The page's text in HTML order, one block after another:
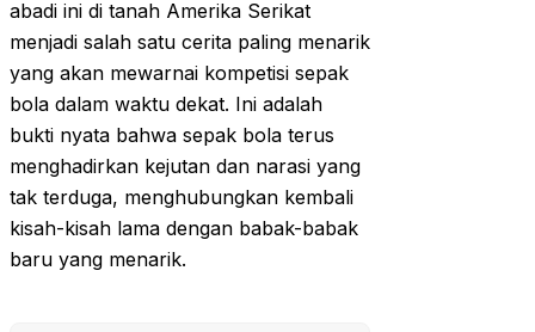
abadi ini di tanah Amerika Serikat
menjadi salah satu cerita paling menarik
yang akan mewarnai kompetisi sepak
bola dalam waktu dekat. Ini adalah
bukti nyata bahwa sepak bola terus
menghadirkan kejutan dan narasi yang
tak terduga, menghubungkan kembali
kisah-kisah lama dengan babak-babak
baru yang menarik.